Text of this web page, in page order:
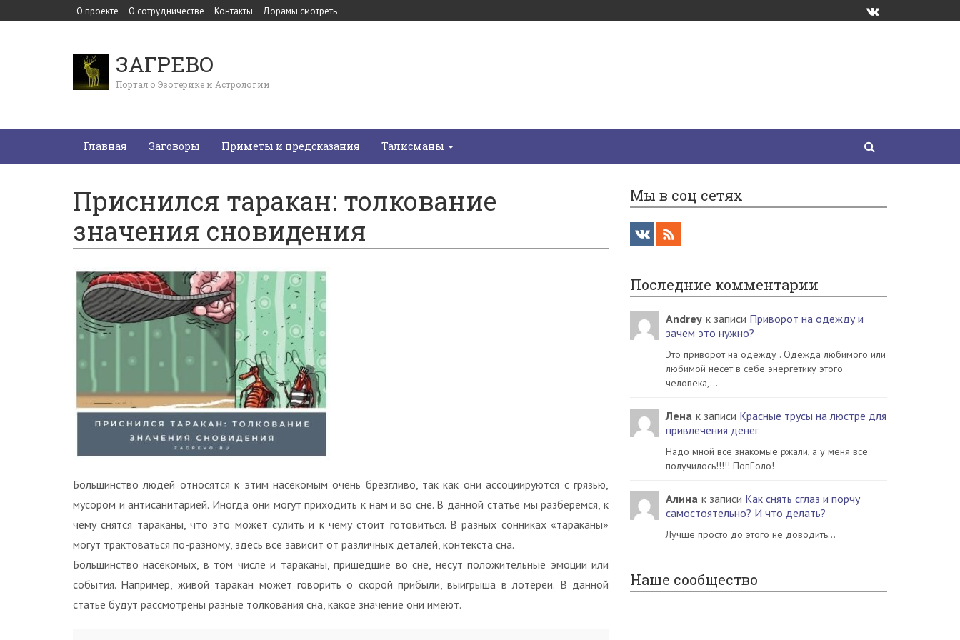
О проекте О сотрудничестве Контакты Дорамы смотреть
ЗАГРЕВО
Портал о Эзотерике и Астрологии
Главная Заговоры Приметы и предсказания Талисманы
Приснился таракан: толкование
значения сновидения
Большинство людей относятся к этим насекомым очень брезгливо, так как они ассоциируются с грязью,
мусором и антисанитарией. Иногда они могут приходить к нам и во сне. В данной статье мы разберемся, к
чему снятся тараканы, что это может сулить и к чему стоит готовиться. В разных сонниках «тараканы»
могут трактоваться по-разному, здесь все зависит от различных деталей, контекста сна.
Большинство насекомых, в том числе и тараканы, пришедшие во сне, несут положительные эмоции или
события. Например, живой таракан может говорить о скорой прибыли, выигрыша в лотереи. В данной
статье будут рассмотрены разные толкования сна, какое значение они имеют.
Мы в соц сетях
Последние комментарии
Andrey к записи Приворот на одежду и
зачем это нужно?
Это приворот на одежду . Одежда любимого или
любимой несет в себе энергетику этого
человека,…
Лена к записи Красные трусы на люстре для
привлечения денег
Надо мной все знакомые ржали, а у меня все
получилось!!!!! ПопЕоло!
Алина к записи Как снять сглаз и порчу
самостоятельно? И что делать?
Лучше просто до этого не доводить...
Наше сообщество